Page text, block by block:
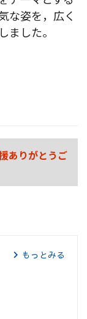
な姿を，広く
ました。
ありがとうご
もっとみる